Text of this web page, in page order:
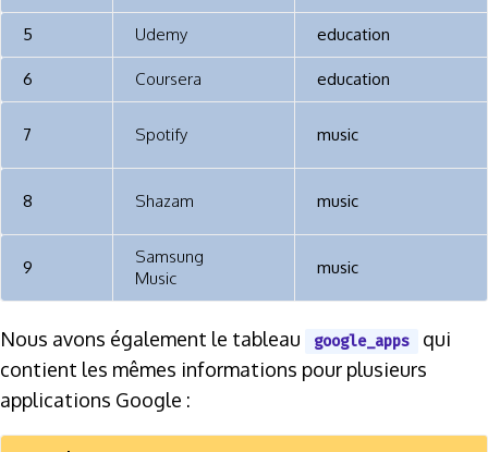
5 Udemy education
6 Coursera education
7 Spotify music
8 Shazam music
9
Samsung
Music
music
Nous avons également le tableau google_apps
qui
contient les mêmes informations pour plusieurs
applications Google :